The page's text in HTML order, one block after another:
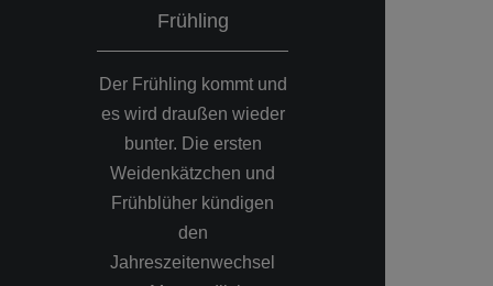
Frühling
Der Frühling kommt und
es wird draußen wieder
bunter. Die ersten
Weidenkätzchen und
Frühblüher kündigen
den
Jahreszeitenwechsel